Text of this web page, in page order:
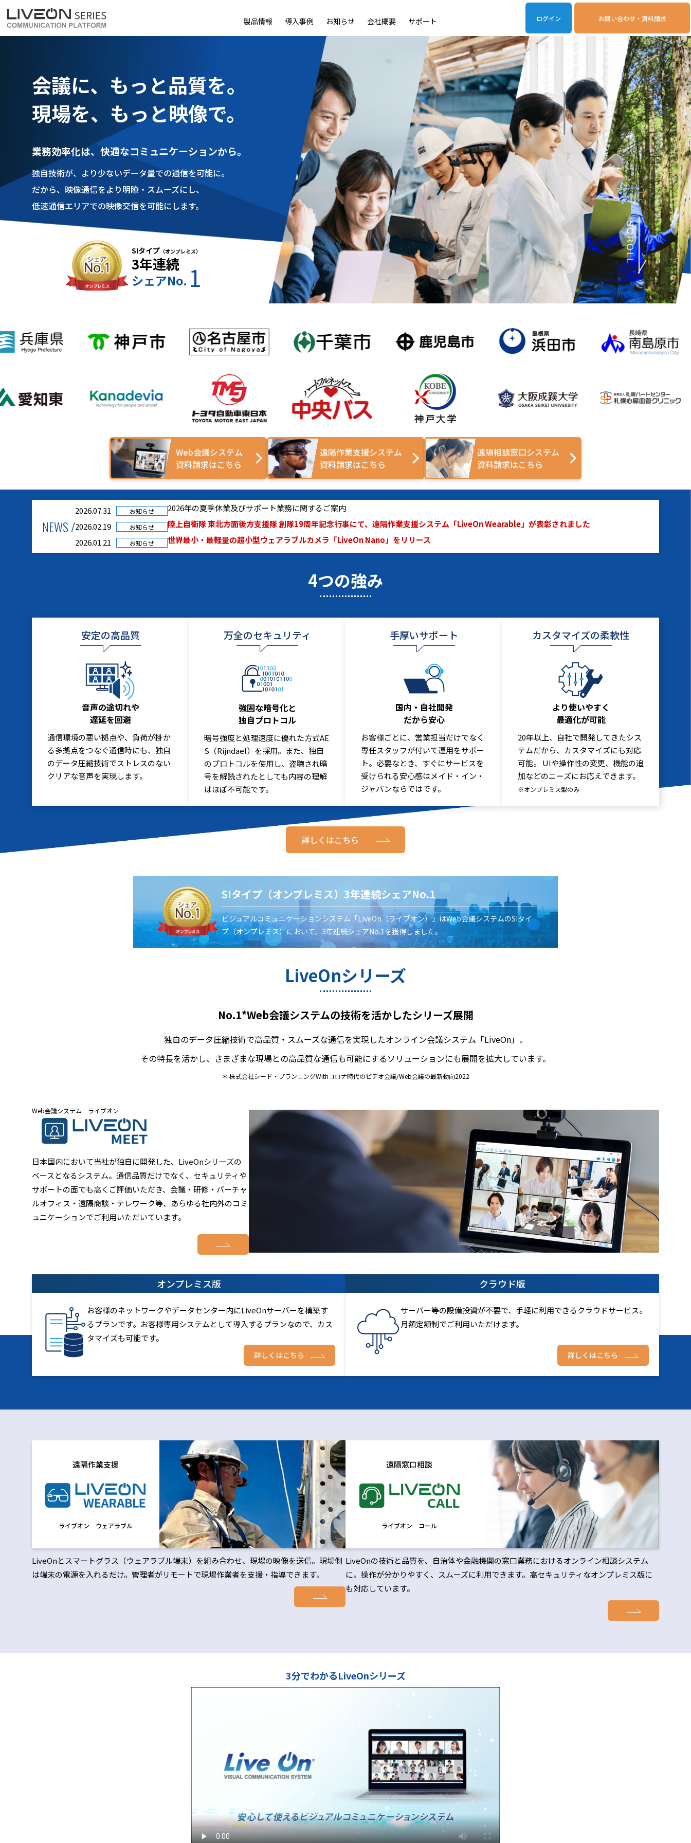
ログイン お問い合わせ・資料請求
製品情報
LiveOn Chat LiveOn SSO+LiveOn連携アプリ動作環境
導入事例 お知らせ 会社概要 サポート
会議に、もっと品質を。
現場を、もっと映像で。
業務効率化は、快適なコミュニケーションから。
独自技術が、より少ないデータ量での通信を可能に。
だから、映像通信をより明瞭・スムーズにし、
低速通信エリアでの映像交信を可能にします。
SIタイプ （オンプレミス）
3年連続
シェアNo. 1
SCROLL
Web会議システム
資料請求はこちら
遠隔作業支援システム
資料請求はこちら
遠隔相談窓口システム
資料請求はこちら
NEWS /
2026.07.31 お知らせ
2026年の夏季休業及びサポート業務に関するご案内
2026.02.19
お知らせ
陸上自衛隊 東北方面後方支援隊 創隊19周年記念行事にて、遠隔作業支援システム「LiveOn Wearable」が表彰されました
2026.01.21
お知らせ 世界最小・最軽量の超小型ウェアラブルカメラ「LiveOn Nano」をリリース
4つの強み
安定の高品質
音声の途切れや
遅延を回避
通信環境の悪い拠点や、負荷が掛か
る多拠点をつなぐ通信時にも、独自
のデータ圧縮技術でストレスのない
クリアな音声を実現します。
万全のセキュリティ
強固な暗号化と
独自プロトコル
暗号強度と処理速度に優れた方式AE
S（Rijndael）を採用。また、独自
のプロトコルを使用し、盗聴され暗
号を解読されたとしても内容の理解
はほぼ不可能です。
手厚いサポート
国内・自社開発
だから安心
お客様ごとに、営業担当だけでなく
専任スタッフが付いて運用をサポー
ト。必要なとき、すぐにサービスを
受けられる安心感はメイド・イン・
ジャパンならではです。
カスタマイズの柔軟性
より使いやすく
最適化が可能
20年以上、自社で開発してきたシス
テムだから、カスタマイズにも対応
可能。 UIや操作性の変更、機能の追
加などのニーズにお応えできます。
※オンプレミス型のみ
詳しくはこちら
SIタイプ（オンプレミス）3年連続シェアNo.1
ビジュアルコミュニケーションシステム「LiveOn（ライブオン）」はWeb会議システムのSIタイ
プ（オンプレミス）において、3年連続シェアNo.1を獲得しました。
LiveOnシリーズ
No.1*Web会議システムの技術を活かしたシリーズ展開
独自のデータ圧縮技術で高品質・スムーズな通信を実現したオンライン会議システム「LiveOn」。
その特長を活かし、さまざまな現場との高品質な通信も可能にするソリューションにも展開を拡大しています。
＊ 株式会社シード・プランニングWithコロナ時代のビデオ会議/Web会議の最新動向2022
Web会議システム ライブオン
日本国内において当社が独自に開発した、LiveOnシリーズの
ベースとなるシステム。通信品質だけでなく、セキュリティや
サポートの面でも高くご評価いただき、会議・研修・バーチャ
ルオフィス・遠隔商談・テレワーク等、あらゆる社内外のコミ
ュニケーションでご利用いただいています。
オンプレミス版
お客様のネットワークやデータセンター内にLiveOnサーバーを構築す
るプランです。お客様専用システムとして導入するプランなので、カス
タマイズも可能です。
詳しくはこちら
クラウド版
サーバー等の設備投資が不要で、手軽に利用できるクラウドサービス。
月額定額制でご利用いただけます。
詳しくはこちら
遠隔作業支援
ライブオン ウェアラブル
LiveOnとスマートグラス（ウェアラブル端末）を組み合わせ、現場の映像を送信。現場側
は端末の電源を入れるだけ。管理者がリモートで現場作業者を支援・指導できます。
遠隔窓口相談
ライブオン コール
LiveOnの技術と品質を、自治体や金融機関の窓口業務におけるオンライン相談システム
に。操作が分かりやすく、スムーズに利用できます。高セキュリティなオンプレミス版に
も対応しています。
3分でわかるLiveOnシリーズ